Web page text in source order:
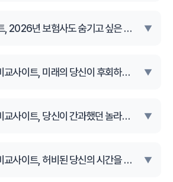
실비보험비교사이트, 2026년 보험사도 숨기고 싶은 진짜 가치는? ▼
2026년 실비보험비교사이트, 미래의 당신이 후회하지 않을 설계 기준은? ▼
2026년 실비보험비교사이트, 당신이 간과했던 놀라운 반전은? ▼
2026년 실비보험비교사이트, 허비된 당신의 시간을 아껴줄 단축키는? ▼